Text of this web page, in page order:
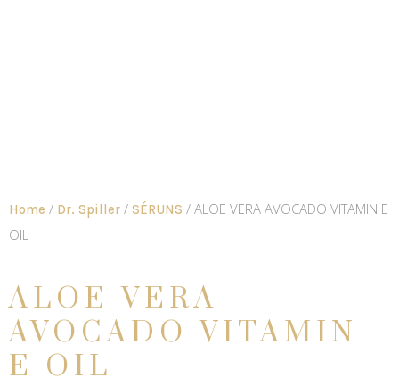
Home / Dr. Spiller / SÉRUNS / ALOE VERA AVOCADO VITAMIN E
OIL
ALOE VERA
AVOCADO VITAMIN
E OIL